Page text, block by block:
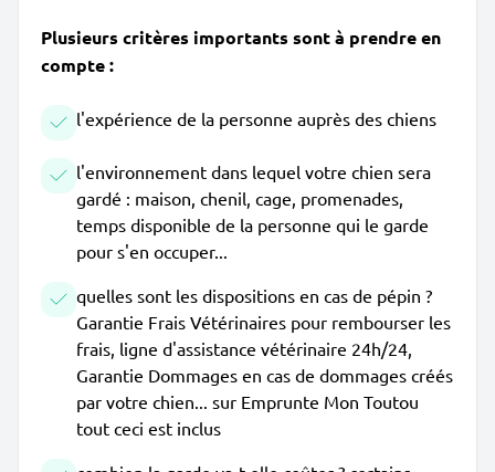
Plusieurs critères importants sont à prendre en
compte :
l'expérience de la personne auprès des chiens
l'environnement dans lequel votre chien sera
gardé : maison, chenil, cage, promenades,
temps disponible de la personne qui le garde
pour s'en occuper...
quelles sont les dispositions en cas de pépin ?
Garantie Frais Vétérinaires pour rembourser les
frais, ligne d'assistance vétérinaire 24h/24,
Garantie Dommages en cas de dommages créés
par votre chien... sur Emprunte Mon Toutou
tout ceci est inclus